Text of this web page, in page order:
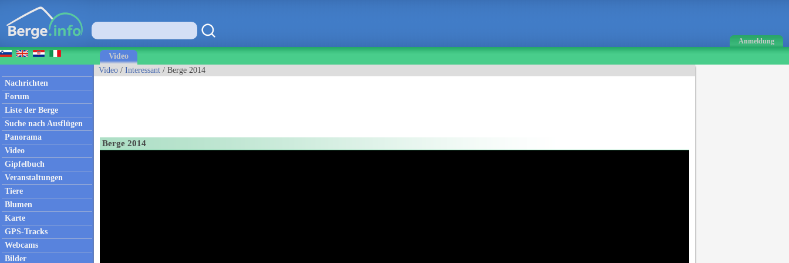
Anmeldung
Video
Nachrichten
Forum
Liste der Berge
Suche nach Ausflügen
Panorama
Video
Gipfelbuch
Veranstaltungen
Tiere
Blumen
Karte
GPS-Tracks
Webcams
Bilder
Video / Interessant / Berge 2014
Berge 2014